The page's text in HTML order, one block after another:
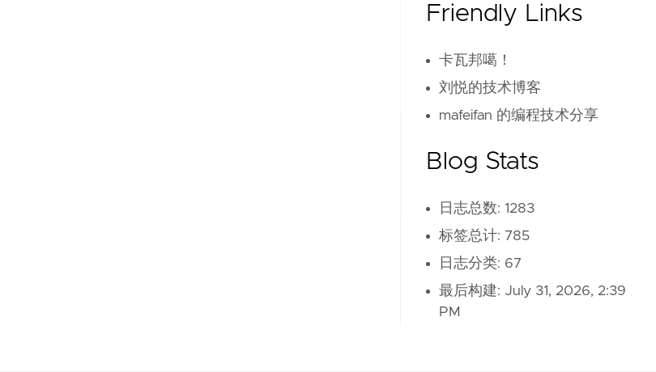
Friendly Links
卡瓦邦噶！
刘悦的技术博客
mafeifan 的编程技术分享
Blog Stats
日志总数: 1283
标签总计: 785
日志分类: 67
最后构建: July 31, 2026, 2:39
PM